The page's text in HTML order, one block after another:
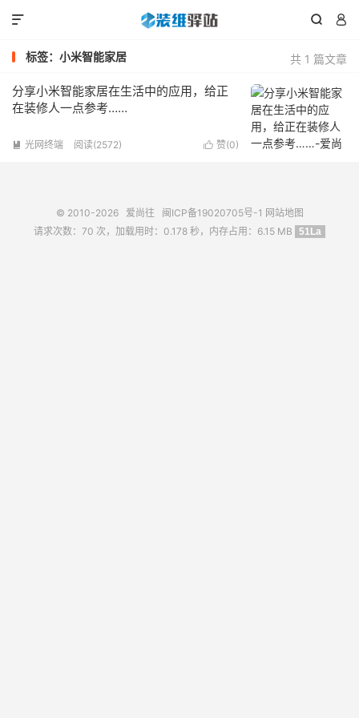
 

共 1 篇文章
标签：小米智能家居
分享小米智能家居在生活中的应用，给正
在装修人一点参考……
 赞(0)
 光网终端 阅读(2572)
© 2010-2026 爱尚往 闽ICP备19020705号-1 网站地图
请求次数：70 次，加载用时：0.178 秒，内存占用：6.15 MB
51La